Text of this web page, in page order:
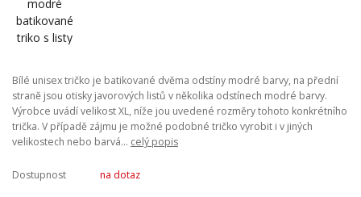
Bílé unisex tričko je batikované dvěma odstíny modré barvy, na přední
straně jsou otisky javorových listů v několika odstínech modré barvy.
Výrobce uvádí velikost XL, níže jou uvedené rozměry tohoto konkrétního
trička. V případě zájmu je možné podobné tričko vyrobit i v jiných
velikostech nebo barvá... celý popis
Dostupnost na dotaz